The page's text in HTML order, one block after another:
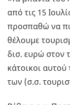
από τις 15
προσπαθώ να
θέλουμε
δισ. ευρώ στον
κάτοικοι
των (σ.σ.